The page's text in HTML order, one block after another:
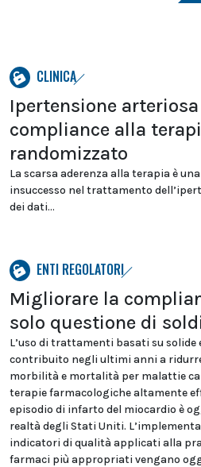
CLINICA
Ipertensione
compliance alla
randomizzato
La scarsa aderenza alla terapia è
insuccesso nel trattamento
dei dati...
ENTI REGOLATORI
Migliorare la
solo questione di
L’uso di trattamenti basati su solide
contribuito negli ultimi anni a
morbilità e mortalità per malattie
terapie farmacologiche altamente
episodio di infarto del miocardio è
realtà degli Stati Uniti.
indicatori di qualità applicati alla
farmaci più appropriati vengano